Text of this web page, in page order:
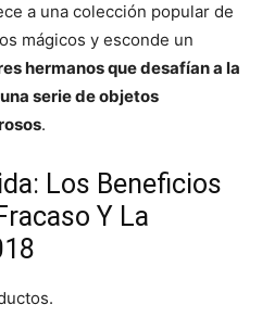
a una colección popular de
mágicos y esconde un
hermanos que desafían a la
serie de objetos
.
Los Beneficios
Y La